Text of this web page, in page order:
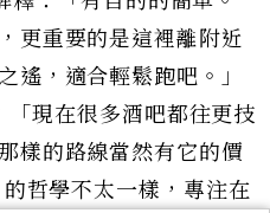
更重要的是這裡離附近
遙，適合輕鬆跑吧。」
現在很多酒吧都往更技
樣的路線當然有它的價
學不太一樣，專注在